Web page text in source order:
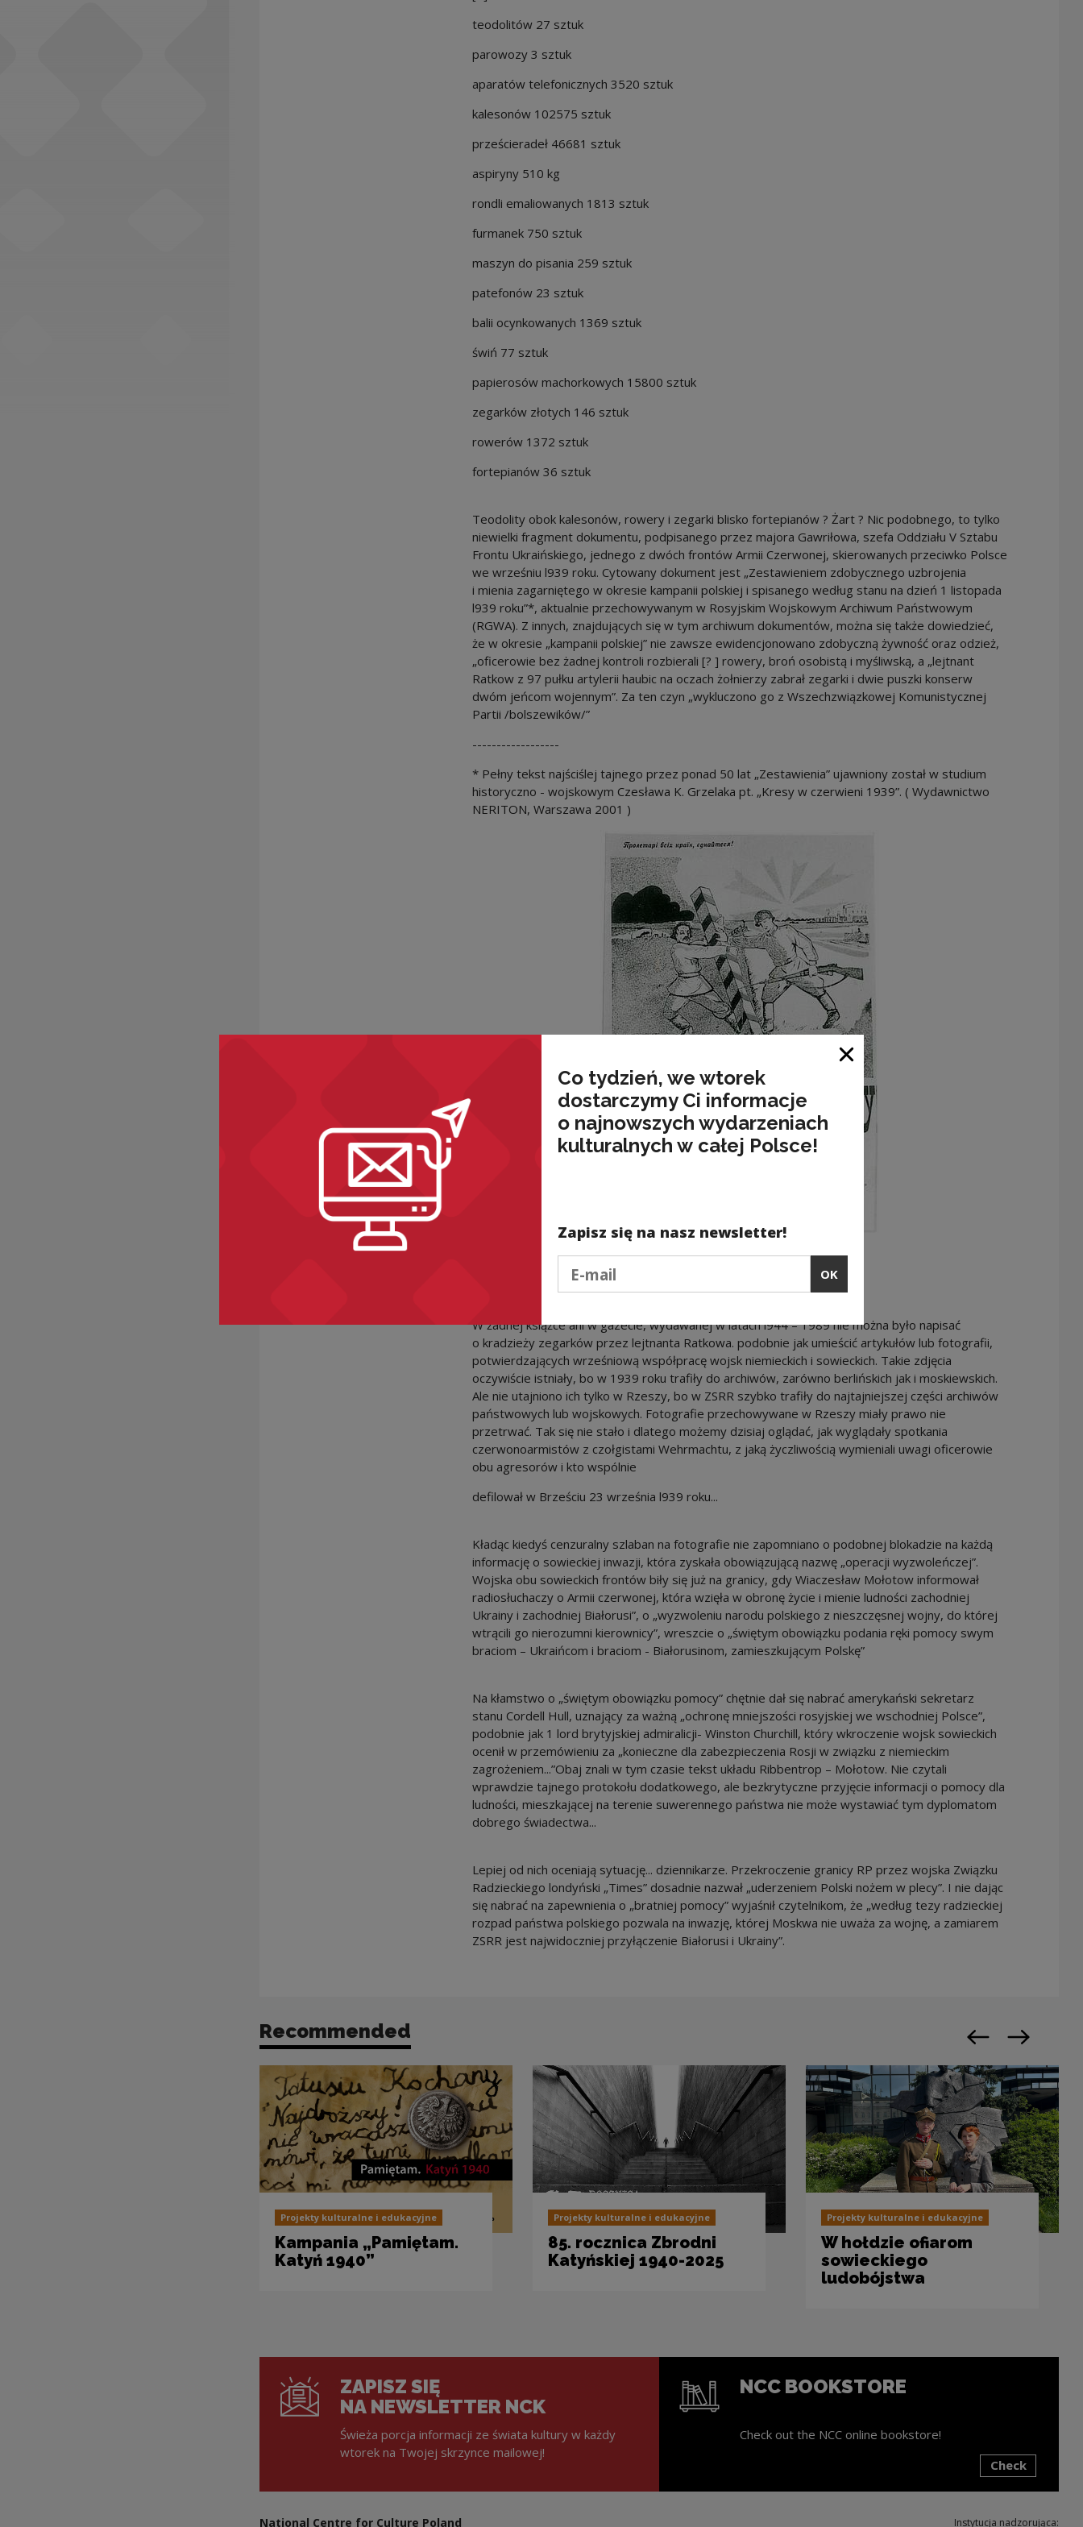
teodolitów 27 sztuk
parowozy 3 sztuk
aparatów telefonicznych 3520 sztuk
kalesonów 102575 sztuk
prześcieradeł 46681 sztuk
aspiryny 510 kg
rondli emaliowanych 1813 sztuk
furmanek 750 sztuk
maszyn do pisania 259 sztuk
patefonów 23 sztuk
balii ocynkowanych 1369 sztuk
świń 77 sztuk
papierosów machorkowych 15800 sztuk
zegarków złotych 146 sztuk
rowerów 1372 sztuk
fortepianów 36 sztuk
Teodolity obok kalesonów, rowery i zegarki blisko fortepianów ? Żart ? Nic podobnego, to tylko
niewielki fragment dokumentu, podpisanego przez majora Gawriłowa, szefa Oddziału V Sztabu
Frontu Ukraińskiego, jednego z dwóch frontów Armii Czerwonej, skierowanych przeciwko Polsce
we wrześniu l939 roku. Cytowany dokument jest „Zestawieniem zdobycznego uzbrojenia
i mienia zagarniętego w okresie kampanii polskiej i spisanego według stanu na dzień 1 listopada
l939 roku”*, aktualnie przechowywanym w Rosyjskim Wojskowym Archiwum Państwowym
(RGWA). Z innych, znajdujących się w tym archiwum dokumentów, można się także dowiedzieć,
że w okresie „kampanii polskiej” nie zawsze ewidencjonowano zdobyczną żywność oraz odzież,
„oficerowie bez żadnej kontroli rozbierali [? ] rowery, broń osobistą i myśliwską, a „lejtnant
Ratkow z 97 pułku artylerii haubic na oczach żołnierzy zabrał zegarki i dwie puszki konserw
dwóm jeńcom wojennym”. Za ten czyn „wykluczono go z Wszechzwiązkowej Komunistycznej
Partii /bolszewików/”
------------------
* Pełny tekst najściślej tajnego przez ponad 50 lat „Zestawienia” ujawniony został w studium
historyczno - wojskowym Czesława K. Grzelaka pt. „Kresy w czerwieni 1939”. ( Wydawnictwo
NERITON, Warszawa 2001 )
Sowiecki plakat propagandowy
W żadnej książce ani w gazecie, wydawanej w latach l944 – 1989 nie można było napisać
o kradzieży zegarków przez lejtnanta Ratkowa. podobnie jak umieścić artykułów lub fotografii,
potwierdzających wrześniową współpracę wojsk niemieckich i sowieckich. Takie zdjęcia
oczywiście istniały, bo w 1939 roku trafiły do archiwów, zarówno berlińskich jak i moskiewskich.
Ale nie utajniono ich tylko w Rzeszy, bo w ZSRR szybko trafiły do najtajniejszej części archiwów
państwowych lub wojskowych. Fotografie przechowywane w Rzeszy miały prawo nie
przetrwać. Tak się nie stało i dlatego możemy dzisiaj oglądać, jak wyglądały spotkania
czerwonoarmistów z czołgistami Wehrmachtu, z jaką życzliwością wymieniali uwagi oficerowie
obu agresorów i kto wspólnie
defilował w Brześciu 23 września l939 roku...
Kładąc kiedyś cenzuralny szlaban na fotografie nie zapomniano o podobnej blokadzie na każdą
informację o sowieckiej inwazji, która zyskała obowiązującą nazwę „operacji wyzwoleńczej”.
Wojska obu sowieckich frontów biły się już na granicy, gdy Wiaczesław Mołotow informował
radiosłuchaczy o Armii czerwonej, która wzięła w obronę życie i mienie ludności zachodniej
Ukrainy i zachodniej Białorusi”, o „wyzwoleniu narodu polskiego z nieszczęsnej wojny, do której
wtrącili go nierozumni kierownicy”, wreszcie o „świętym obowiązku podania ręki pomocy swym
braciom – Ukraińcom i braciom - Białorusinom, zamieszkującym Polskę”
Na kłamstwo o „świętym obowiązku pomocy” chętnie dał się nabrać amerykański sekretarz
stanu Cordell Hull, uznający za ważną „ochronę mniejszości rosyjskiej we wschodniej Polsce”,
podobnie jak 1 lord brytyjskiej admiralicji- Winston Churchill, który wkroczenie wojsk sowieckich
ocenił w przemówieniu za „konieczne dla zabezpieczenia Rosji w związku z niemieckim
zagrożeniem...”Obaj znali w tym czasie tekst układu Ribbentrop – Mołotow. Nie czytali
wprawdzie tajnego protokołu dodatkowego, ale bezkrytyczne przyjęcie informacji o pomocy dla
ludności, mieszkającej na terenie suwerennego państwa nie może wystawiać tym dyplomatom
dobrego świadectwa...
Lepiej od nich oceniają sytuację... dziennikarze. Przekroczenie granicy RP przez wojska Związku
Radzieckiego londyński „Times” dosadnie nazwał „uderzeniem Polski nożem w plecy”. I nie dając
się nabrać na zapewnienia o „bratniej pomocy” wyjaśnił czytelnikom, że „według tezy radzieckiej
rozpad państwa polskiego pozwala na inwazję, której Moskwa nie uważa za wojnę, a zamiarem
ZSRR jest najwidoczniej przyłączenie Białorusi i Ukrainy”.
Recommended
Projekty kulturalne i edukacyjne
Kampania „Pamiętam.
Katyń 1940”
Projekty kulturalne i edukacyjne
85. rocznica Zbrodni
Katyńskiej 1940-2025
Projekty kulturalne i edukacyjne
W hołdzie ofiarom
sowieckiego
ludobójstwa
Previous slide
Next slide
ZAPISZ SIĘ
NA NEWSLETTER NCK
Świeża porcja informacji ze świata kultury w każdy
wtorek na Twojej skrzynce mailowej!
NCC BOOKSTORE
Check out the NCC online bookstore!
Check
National Centre for Culture Poland Instytucja nadzorująca:
Close window
Co tydzień, we wtorek
dostarczymy Ci informacje
o najnowszych wydarzeniach
kulturalnych w całej Polsce!
Zapisz się na nasz newsletter!
OK